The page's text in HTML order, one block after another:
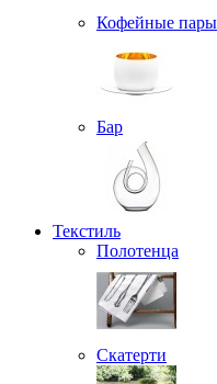
Кофейные пары
Бар
Текстиль
Полотенца
Скатерти